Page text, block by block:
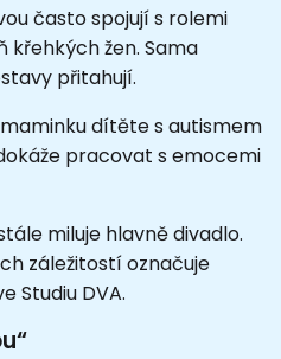
často spojují s rolemi
křehkých žen. Sama
přitahují.
dítěte s autismem
pracovat s emocemi
miluje hlavně divadlo.
záležitostí označuje
Studiu DVA.